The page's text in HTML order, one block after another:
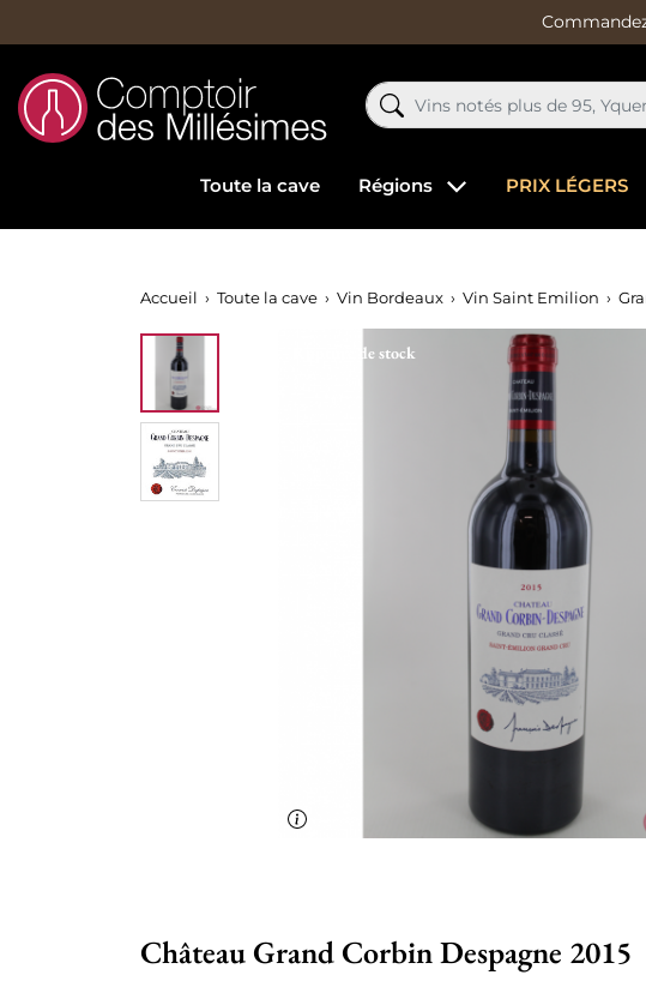
Toute la cave Régions PRIX LÉGERS
Accueil Toute la cave Vin Bordeaux Vin Saint Emilion
Rupture de stock
Château Grand Corbin Despagne 2015